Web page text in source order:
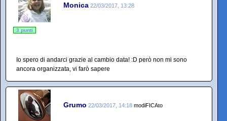
Monica 22/03/2017, 13:28
3 punti
Io spero di andarci grazie al cambio data! :D però non mi sono
ancora organizzata, vi farò sapere
Grumo 22/03/2017, 14:18 modiFICAto